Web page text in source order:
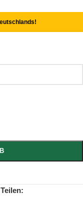
Teilen: